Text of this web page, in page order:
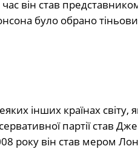
він став
було обрано
інших країнах
партії став
року він став мером